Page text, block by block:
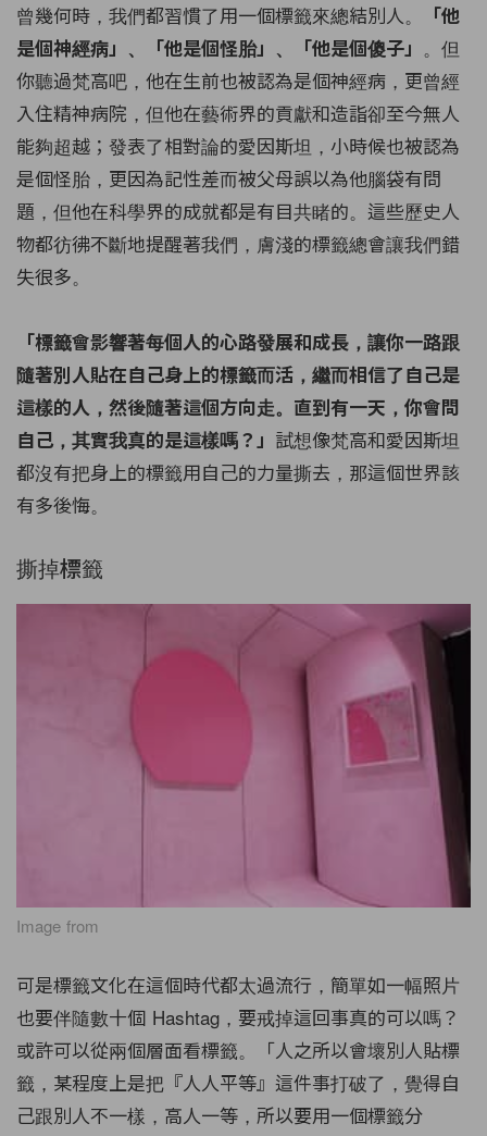
曾幾何時，我們都習慣了用一個標籤來總結別人。
「他
是個神經病」、「他是個怪胎」、「他是個傻子」 。但
你聽過梵高吧，他在生前也被認為是個神經病，更曾經
入住精神病院，但他在藝術界的貢獻和造詣卻至今無人
能夠超越；發表了相對論的愛因斯坦，小時候也被認為
是個怪胎，更因為記性差而被父母誤以為他腦袋有問
題，但他在科學界的成就都是有目共睹的。這些歷史人
物都彷彿不斷地提醒著我們，膚淺的標籤總會讓我們錯
失很多。
「標籤會影響著每個人的心路發展和成長，讓你一路跟
隨著別人貼在自己身上的標籤而活，繼而相信了自己是
這樣的人，然後隨著這個方向走。直到有一天，你會問
自己，其實我真的是這樣嗎？」 試想像梵高和愛因斯坦
都沒有把身上的標籤用自己的力量撕去，那這個世界該
有多後悔。
撕掉標籤
Image from
可是標籤文化在這個時代都太過流行，簡單如一幅照片
也要伴隨數十個 Hashtag，要戒掉這回事真的可以嗎？
或許可以從兩個層面看標籤。「人之所以會壞別人貼標
籤，某程度上是把『人人平等』這件事打破了，覺得自
己跟別人不一樣，高人一等，所以要用一個標籤分